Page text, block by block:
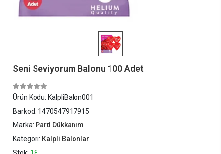
Seni Seviyorum Balonu 100 Adet
Ürün Kodu: KalpliBalon001
Barkod: 1470547917915
Marka: Parti Dükkanım
Kategori: Kalpli Balonlar